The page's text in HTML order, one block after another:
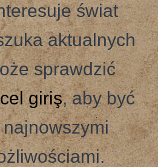
świat
aktualnych
sprawdzić
giriş, aby być